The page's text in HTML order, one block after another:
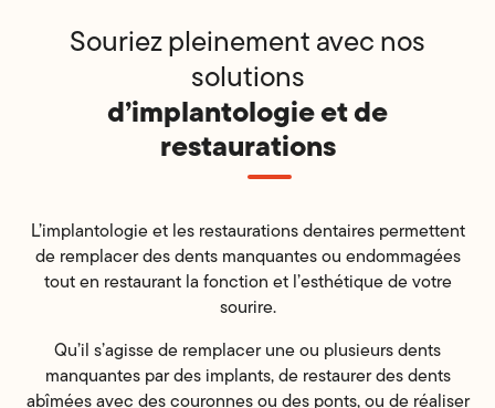
Souriez pleinement avec nos
solutions
d’implantologie et de
restaurations
L’implantologie et les restaurations dentaires permettent
de remplacer des dents manquantes ou endommagées
tout en restaurant la fonction et l’esthétique de votre
sourire.
Qu’il s’agisse de remplacer une ou plusieurs dents
manquantes par des implants, de restaurer des dents
abîmées avec des couronnes ou des ponts, ou de réaliser